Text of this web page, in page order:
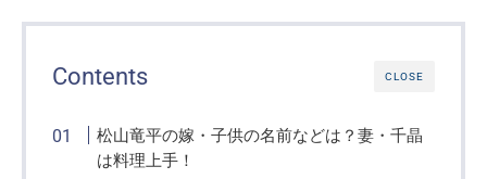
CLOSE
Contents
松山竜平の嫁・子供の名前などは？妻・千晶
は料理上手！